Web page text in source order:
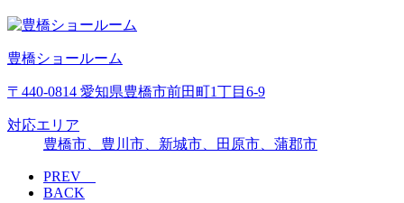
豊橋ショールーム
〒440-0814 愛知県豊橋市前田町1丁目6-9
対応エリア
豊橋市、豊川市、新城市、田原市、蒲郡市
PREV
BACK